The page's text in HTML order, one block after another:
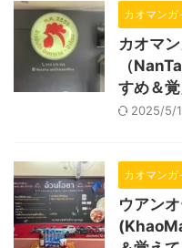
カオマンガ
カオマ
（
すめ＆
2025/5/
カオマンガ
ウアン